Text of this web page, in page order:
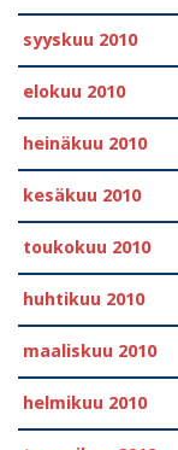
syyskuu 2010
elokuu 2010
heinäkuu 2010
kesäkuu 2010
toukokuu 2010
huhtikuu 2010
maaliskuu 2010
helmikuu 2010